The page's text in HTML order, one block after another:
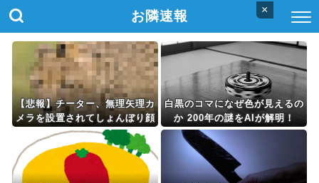
×
お隣速報
【悲報】チーター、無理矢理カ
メラを設置されてしょんぼり顔
白黒のコマになぜ色が見えるの
か 200年の謎をAIが解明！